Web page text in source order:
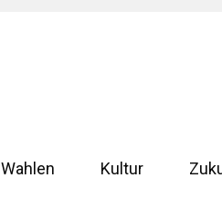
Wahlen Kultur